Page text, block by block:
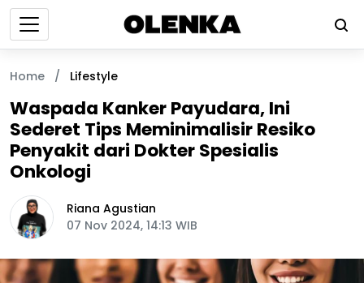
Home / Lifestyle
Waspada Kanker Payudara, Ini
Sederet Tips Meminimalisir Resiko
Penyakit dari Dokter Spesialis
Onkologi
Riana Agustian
07 Nov 2024, 14:13 WIB